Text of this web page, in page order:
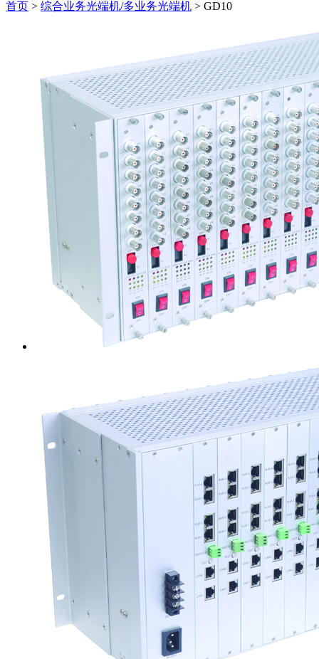
首页 > 综合业务光端机/多业务光端机 > GD10